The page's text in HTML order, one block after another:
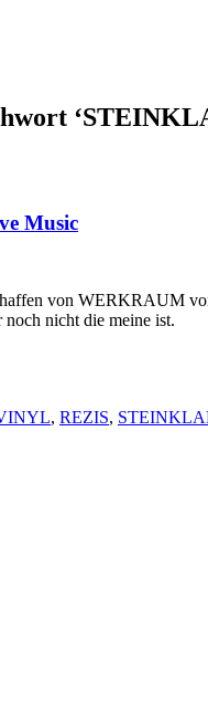
Music
von WERKRAUM
nicht die meine ist.
, REZIS,